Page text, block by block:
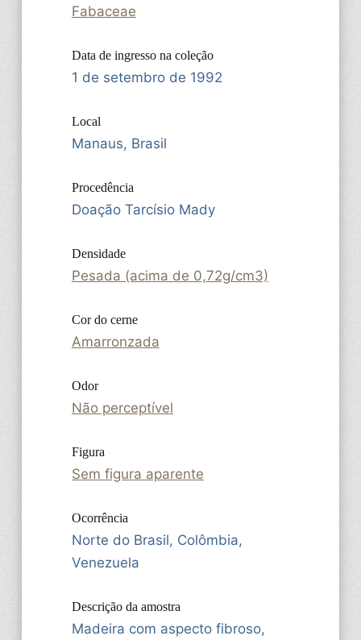
Fabaceae
Data de ingresso na coleção
1 de setembro de 1992
Local
Manaus, Brasil
Procedência
Doação Tarcísio Mady
Densidade
Pesada (acima de 0,72g/cm3)
Cor do cerne
Amarronzada
Odor
Não perceptível
Figura
Sem figura aparente
Ocorrência
Norte do Brasil, Colômbia,
Venezuela
Descrição da amostra
Madeira com aspecto fibroso,